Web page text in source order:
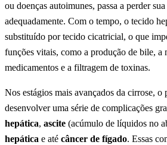
ou doenças autoimunes, passa a perder
adequadamente. Com o tempo, o tecido
substituído por tecido cicatricial, o que
funções vitais, como a produção de bile, a
medicamentos e a filtragem de toxinas.
Nos estágios mais avançados da cirrose, o
desenvolver uma série de complicações
hepática, ascite (acúmulo de líquidos no
hepática e até câncer de fígado. Essas